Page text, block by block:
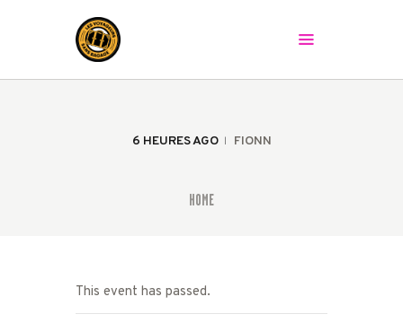
6 HEURES AGO FIONN
HOME
LES VOYAGEURS SANS BAGAGE
LA COMPAGNIE
This event has passed.